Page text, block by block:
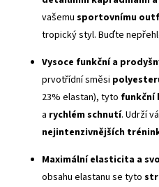
vašemu sportovnímu
tropický styl. Buďte
Vysoce funkční a
prvotřídní směsi
23% elastan), tyto funkční
a rychlém schnutí. Udrží
nejintenzivnějších
Maximální elasticita a
obsahu elastanu se tyto